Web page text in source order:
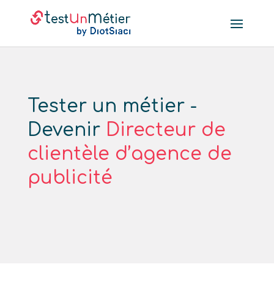
Tester un métier -
Devenir Directeur de
clientèle d’agence de
publicité